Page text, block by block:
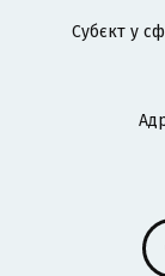
Cубєкт у